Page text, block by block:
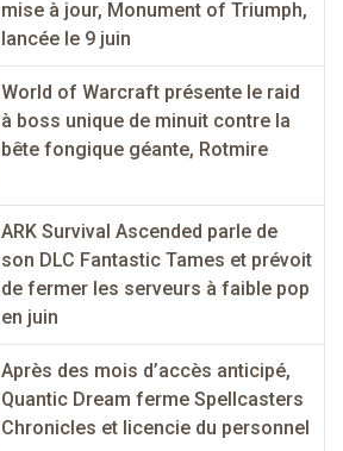
mise à jour, Monument of Triumph,
lancée le 9 juin
World of Warcraft présente le raid
à boss unique de minuit contre la
bête fongique géante, Rotmire
ARK Survival Ascended parle de
son DLC Fantastic Tames et prévoit
de fermer les serveurs à faible pop
en juin
Après des mois d’accès anticipé,
Quantic Dream ferme Spellcasters
Chronicles et licencie du personnel